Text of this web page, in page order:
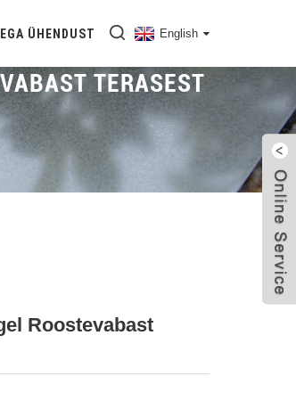
ÜHENDUST English
TERASEST
Roostevabast